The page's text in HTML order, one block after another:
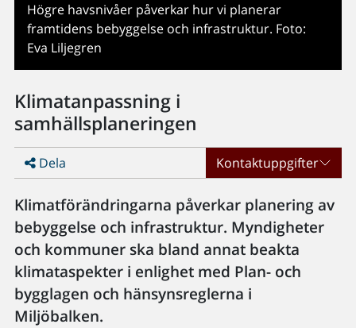
Högre havsnivåer påverkar hur vi planerar
framtidens bebyggelse och infrastruktur. Foto:
Eva Liljegren
Klimatanpassning i
samhällsplaneringen
Dela Kontaktuppgifter
Klimatförändringarna påverkar planering av
bebyggelse och infrastruktur. Myndigheter
och kommuner ska bland annat beakta
klimataspekter i enlighet med Plan- och
bygglagen och hänsynsreglerna i
Miljöbalken.